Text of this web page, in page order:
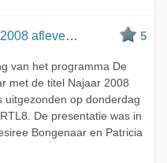
aflevering 11 5
van het programma De
met de titel Najaar 2008
uitgezonden op donderdag
De presentatie was in
Bongenaar en Patricia